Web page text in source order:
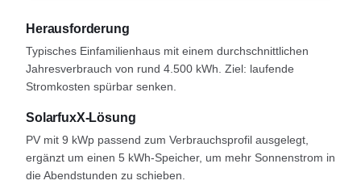
Herausforderung
Typisches Einfamilienhaus mit einem durchschnittlichen
Jahresverbrauch von rund 4.500 kWh. Ziel: laufende
Stromkosten spürbar senken.
SolarfuxX-Lösung
PV mit 9 kWp passend zum Verbrauchsprofil ausgelegt,
ergänzt um einen 5 kWh-Speicher, um mehr Sonnenstrom in
die Abend­stunden zu schieben.